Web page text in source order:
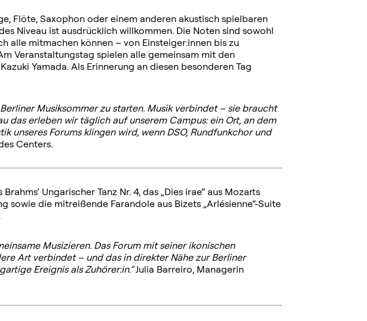
Flöte, Saxophon oder einem anderen akustisch spielbaren
Niveau ist ausdrücklich willkommen. Die Noten sind sowohl
alle mitmachen können – von Einsteiger:innen bis zu
Veranstaltungstag spielen alle gemeinsam mit den
Yamada. Als Erinnerung an diesen besonderen Tag
Musiksommer zu starten. Musik verbindet – sie braucht
das erleben wir täglich auf unserem Campus: ein Ort, an dem
unseres Forums klingen wird, wenn DSO, Rundfunkchor und
Centers.
Ungarischer Tanz Nr. 4, das „Dies irae“ aus Mozarts
sowie die mitreißende Farandole aus Bizets „Arlésienne“-Suite
Musizieren. Das Forum mit seiner ikonischen
Art verbindet – und das in direkter Nähe zur Berliner
Ereignis als Zuhörer:in.”Julia Barreiro, Managerin